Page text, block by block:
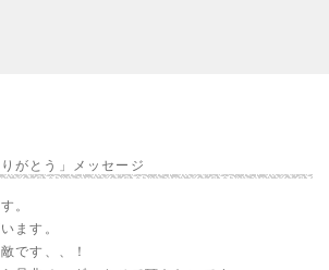
がとう」メッセージ
。
ます。
です、、！